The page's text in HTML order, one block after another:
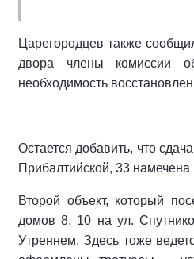
Царегородцев также
двора члены комиссии
необходимость
Остается добавить, что
Прибалтийской, 33
Второй объект, который
домов 8, 10 на ул.
Утреннем. Здесь тоже